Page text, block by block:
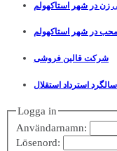
زن در شهر استاکهولم
در شهر استاکهولم
شرکت قالین فروشی
استرداد استقلال
Logga in
Användarnamn:
Lösenord: